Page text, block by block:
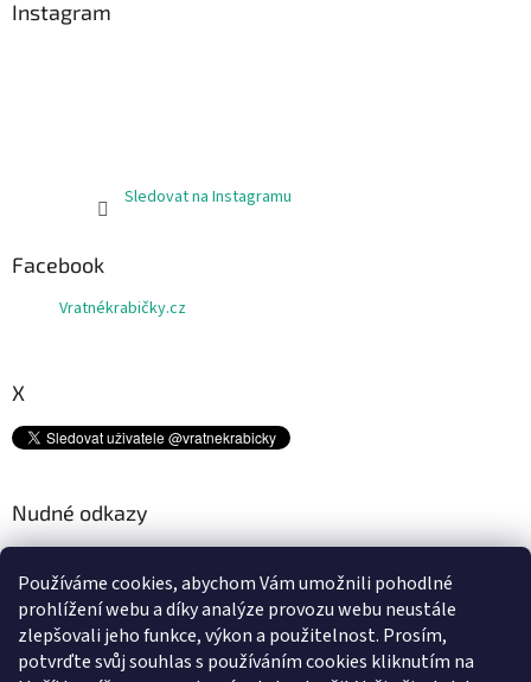
Používáme cookies, abychom Vám umožnili pohodlné
prohlížení webu a díky analýze provozu webu neustále
zlepšovali jeho funkce, výkon a použitelnost. Prosím,
potvrďte svůj souhlas s používáním cookies kliknutím na
Instagram
Sledovat na Instagramu
Facebook
Vratnékrabičky.cz
X
Nudné odkazy
Platební metody
Doprava
Podmínky ochrany osobních údajů
Obchodní podmínky